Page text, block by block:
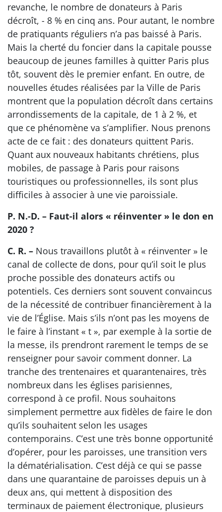
revanche, le nombre de donateurs à Paris
décroît, - 8 % en cinq ans. Pour autant, le nombre
de pratiquants réguliers n’a pas baissé à Paris.
Mais la cherté du foncier dans la capitale pousse
beaucoup de jeunes familles à quitter Paris plus
tôt, souvent dès le premier enfant. En outre, de
nouvelles études réalisées par la Ville de Paris
montrent que la population décroît dans certains
arrondissements de la capitale, de 1 à 2 %, et
que ce phénomène va s’amplifier. Nous prenons
acte de ce fait : des donateurs quittent Paris.
Quant aux nouveaux habitants chrétiens, plus
mobiles, de passage à Paris pour raisons
touristiques ou professionnelles, ils sont plus
difficiles à associer à une vie paroissiale.
P. N.-D. – Faut-il alors « réinventer » le don en
2020 ?
C. R. – Nous travaillons plutôt à « réinventer » le
canal de collecte de dons, pour qu’il soit le plus
proche possible des donateurs actifs ou
potentiels. Ces derniers sont souvent convaincus
de la nécessité de contribuer financièrement à la
vie de l’Église. Mais s’ils n’ont pas les moyens de
le faire à l’instant « t », par exemple à la sortie de
la messe, ils prendront rarement le temps de se
renseigner pour savoir comment donner. La
tranche des trentenaires et quarantenaires, très
nombreux dans les églises parisiennes,
correspond à ce profil. Nous souhaitons
simplement permettre aux fidèles de faire le don
qu’ils souhaitent selon les usages
contemporains. C’est une très bonne opportunité
d’opérer, pour les paroisses, une transition vers
la dématérialisation. C’est déjà ce qui se passe
dans une quarantaine de paroisses depuis un à
deux ans, qui mettent à disposition des
terminaux de paiement électronique, plusieurs